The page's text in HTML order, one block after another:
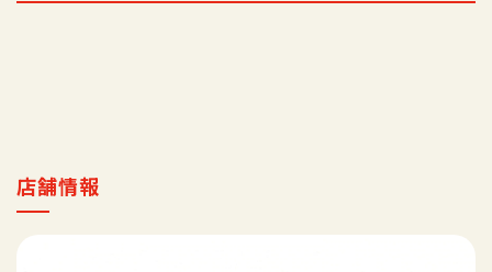
店舗情報